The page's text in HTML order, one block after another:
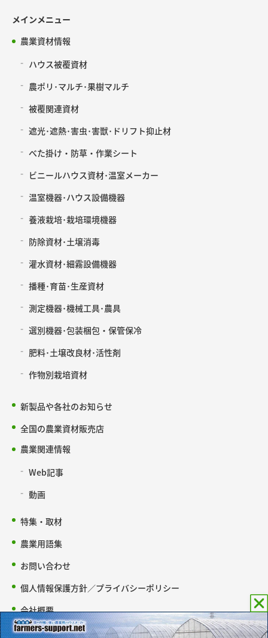
メインメニュー
農業資材情報
ハウス被覆資材
農ポリ･マルチ･果樹マルチ
被覆関連資材
遮光･遮熱･害虫･害獣･ドリフト抑止材
べた掛け・防草・作業シート
ビニールハウス資材･温室メーカー
温室機器･ハウス設備機器
養液栽培･栽培環境機器
防除資材･土壌消毒
灌水資材･細霧設備機器
播種･育苗･生産資材
測定機器･機械工具･農具
選別機器･包装梱包・保管保冷
肥料･土壌改良材･活性剤
作物別栽培資材
新製品や各社のお知らせ
全国の農業資材販売店
農業関連情報
Web記事
動画
特集・取材
農業用語集
お問い合わせ
個人情報保護方針／プライバシーポリシー
会社概要